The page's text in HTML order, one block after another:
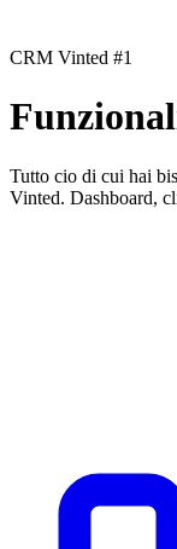
CRM Vinted #1
Tutto cio di cui hai
Vinted. Dashboard,